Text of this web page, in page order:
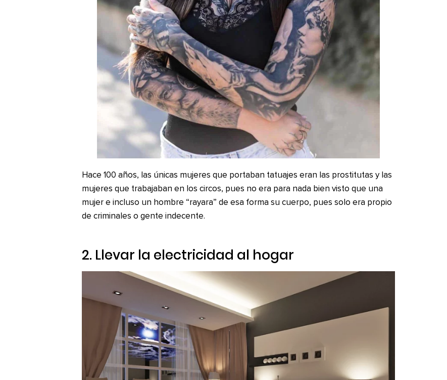
Hace 100 años, las únicas mujeres que portaban tatuajes eran las prostitutas y las
mujeres que trabajaban en los circos, pues no era para nada bien visto que una
mujer e incluso un hombre “rayara” de esa forma su cuerpo, pues solo era propio
de criminales o gente indecente.
2. Llevar la electricidad al hogar